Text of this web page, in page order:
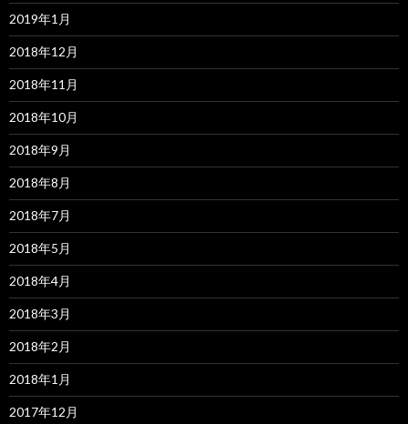
2019年1月
2018年12月
2018年11月
2018年10月
2018年9月
2018年8月
2018年7月
2018年5月
2018年4月
2018年3月
2018年2月
2018年1月
2017年12月